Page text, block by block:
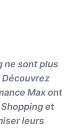
ne sont plus
Max ont
et
leurs